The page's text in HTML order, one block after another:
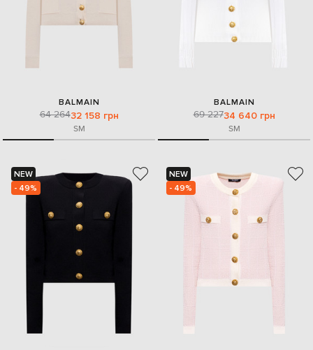
BALMAIN
64 26432 158 грн
SM
BALMAIN
69 22734 640 грн
SM
NEW
- 49%
NEW
- 49%